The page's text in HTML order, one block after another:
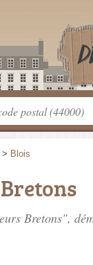
> Blois
Bretons",